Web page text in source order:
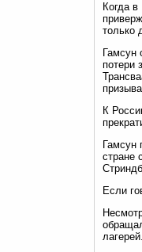
Когда
только
Гамсун
потери
К
Гамсун
стране
Если